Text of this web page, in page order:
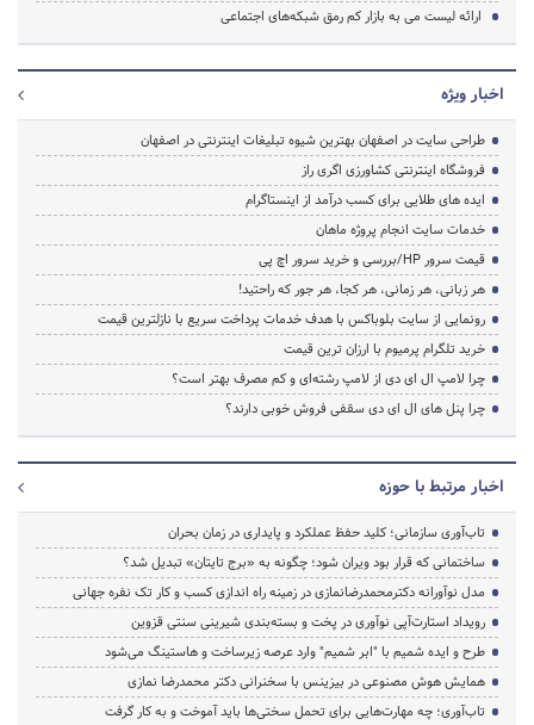
ارائه لیست می به بازار کم رمق شبکه‌های اجتماعی
اخبار ویژه
طراحی سایت در اصفهان بهترین شیوه تبلیغات اینترنتی در اصفهان
فروشگاه اینترنتی کشاورزی اگری راز
ایده های طلایی برای کسب درآمد از اینستاگرام
خدمات سایت انجام پروژه ماهان
قیمت سرور HP/بررسی و خرید سرور اچ پی
هر زبانی، هر زمانی، هر کجا، هر جور که راحتید!
رونمایی از سایت بلوباکس با هدف خدمات پرداخت سریع با نازلترین قیمت
خرید تلگرام پرمیوم با ارزان ترین قیمت
چرا لامپ ال ای دی از لامپ رشته‌ای و کم مصرف بهتر است؟
چرا پنل های ال ای دی سقفی فروش خوبی دارند؟
اخبار مرتبط با حوزه
تاب‌آوری سازمانی؛ کلید حفظ عملکرد و پایداری در زمان بحران
ساختمانی که قرار بود ویران شود؛ چگونه به «برج تایتان» تبدیل شد؟
مدل نوآورانه دکترمحمدرضانمازی در زمینه راه اندازی کسب و کار تک نفره جهانی
رویداد استارت‌آپی نوآوری در پخت و بسته‌بندی شیرینی سنتی قزوین
طرح و ایده شمیم با "ابر شمیم" وارد عرصه زیرساخت و هاستینگ می‌شود
همایش هوش مصنوعی در بیزینس با سخنرانی دکتر محمدرضا نمازی
تاب‌آوری؛ چه مهارت‌هایی برای تحمل سختی‌ها باید آموخت و به کار گرفت